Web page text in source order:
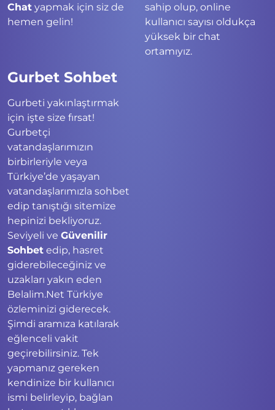
Chat yapmak için siz de
hemen gelin!
sahip olup, online
kullanıcı sayısı oldukça
yüksek bir chat
ortamıyız.
Gurbet Sohbet
Gurbeti yakınlaştırmak
için işte size fırsat!
Gurbetçi
vatandaşlarımızın
birbirleriyle veya
Türkiye’de yaşayan
vatandaşlarımızla sohbet
edip tanıştığı sitemize
hepinizi bekliyoruz.
Seviyeli ve Güvenilir
Sohbet edip, hasret
giderebileceğiniz ve
uzakları yakın eden
Belalim.Net Türkiye
özleminizi giderecek.
Şimdi aramıza katılarak
eğlenceli vakit
geçirebilirsiniz. Tek
yapmanız gereken
kendinize bir kullanıcı
ismi belirleyip, bağlan